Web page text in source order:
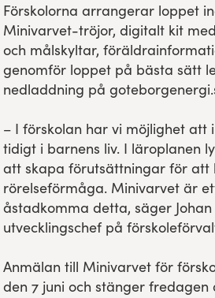
Förskolorna arrangerar loppet
Minivarvet-tröjor, digitalt kit
och målskyltar,
genomför loppet på bästa sätt
nedladdning på
– I förskolan har vi möjlighet att
tidigt i barnens liv. I läroplanen
att skapa förutsättningar för att
rörelseförmåga. Minivarvet är
åstadkomma detta, säger Johan
utvecklingschef på
Anmälan till Minivarvet för
den 7 juni och stänger fredagen